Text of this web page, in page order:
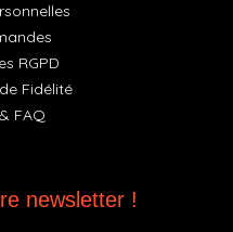
RGPD
Fidélité
FAQ
newsletter !